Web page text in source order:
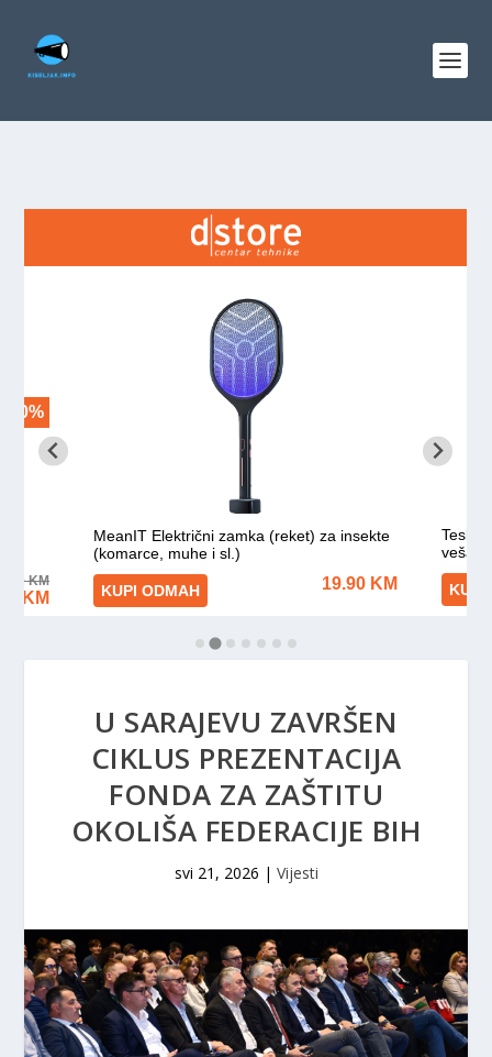
U SARAJEVU ZAVRŠEN
CIKLUS PREZENTACIJA
FONDA ZA ZAŠTITU
OKOLIŠA FEDERACIJE BIH
svi 21, 2026 | Vijesti